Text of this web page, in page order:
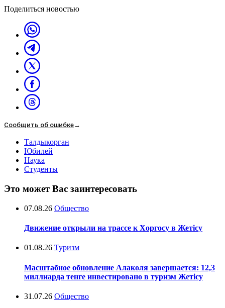
Поделиться новостью
Сообщить об ошибке→
Талдыкорган
Юбилей
Наука
Студенты
Это может Вас заинтересовать
07.08.26 Общество
Движение открыли на трассе к Хоргосу в Жетісу
01.08.26 Туризм
Масштабное обновление Алаколя завершается: 12,3
миллиарда тенге инвестировано в туризм Жетісу
31.07.26 Общество